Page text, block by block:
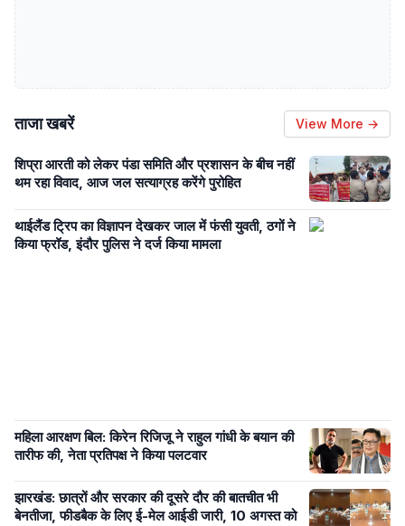
ताजा खबरें View More →
शिप्रा आरती को लेकर पंडा समिति और प्रशासन के बीच नहीं
थम रहा विवाद, आज जल सत्याग्रह करेंगे पुरोहित
थाईलैंड ट्रिप का विज्ञापन देखकर जाल में फंसी युवती, ठगों ने
किया फ्रॉड, इंदौर पुलिस ने दर्ज किया मामला
महिला आरक्षण बिल: किरेन रिजिजू ने राहुल गांधी के बयान की
तारीफ की, नेता प्रतिपक्ष ने किया पलटवार
झारखंड: छात्रों और सरकार की दूसरे दौर की बातचीत भी
बेनतीजा, फीडबैक के लिए ई-मेल आईडी जारी, 10 अगस्त को